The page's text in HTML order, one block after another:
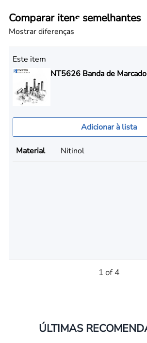
Comparar itens semelhantes
Mostrar diferenças
Este item
NT5626 Banda de
Adicionar à lista
Material Nitinol
1 of 4
ÚLTIMAS